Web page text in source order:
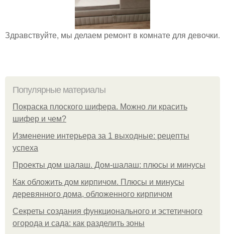
Здравствуйте, мы делаем ремонт в комнате для девочки.
Популярные материалы
Покраска плоского шифера. Можно ли красить
шифер и чем?
Изменение интерьера за 1 выходные: рецепты
успеха
Проекты дом шалаш. Дом-шалаш: плюсы и минусы
Как обложить дом кирпичом. Плюсы и минусы
деревянного дома, обложенного кирпичом
Секреты создания функционального и эстетичного
огорода и сада: как разделить зоны